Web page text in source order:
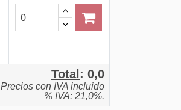
Total : 0,0
Precios con IVA incluido
% IVA: 21,0%.